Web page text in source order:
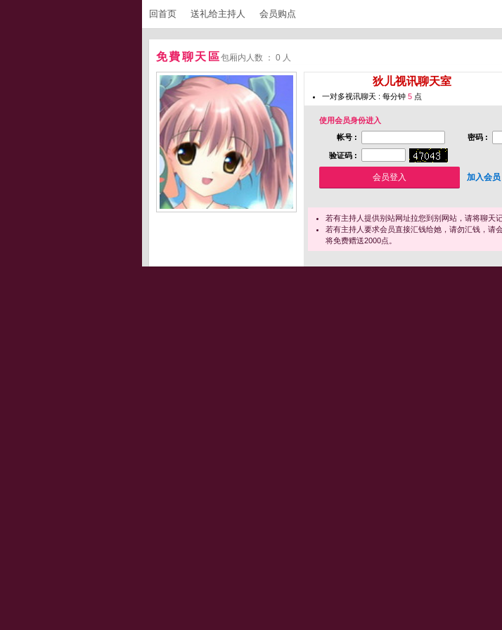
回首页 送礼给主持人 会员购点
免費聊天區包厢内人数 ： 0 人
狄儿视讯聊天室
一对多视讯聊天 : 每分钟 5 点
使用会员身份进入
帐号 :
密码 :
验证码 :
加入会员
若有主持人提供别站网址拉您到别网站，请将聊天
若有主持人要求会员直接汇钱给她，请勿汇钱，请
将免费赠送2000点。